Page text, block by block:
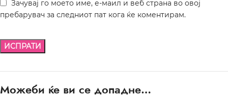
Зачувај го моето име, е-маил и веб страна во овој
пребарувач за следниот пат кога ќе коментирам.
Можеби ќе ви се допадне…